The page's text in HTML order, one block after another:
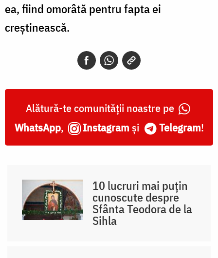
ea, fiind omorâtă pentru fapta ei
creștinească.
Alătură-te comunității noastre pe
WhatsApp, Instagram și Telegram!
10 lucruri mai puțin
cunoscute despre
Sfânta Teodora de la
Sihla